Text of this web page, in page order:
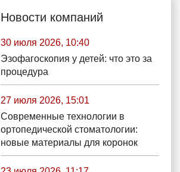
Новости компаний
30 июля 2026, 10:40
Эзофагоскопия у детей: что это за
процедура
27 июля 2026, 15:01
Современные технологии в
ортопедической стоматологии:
новые материалы для коронок